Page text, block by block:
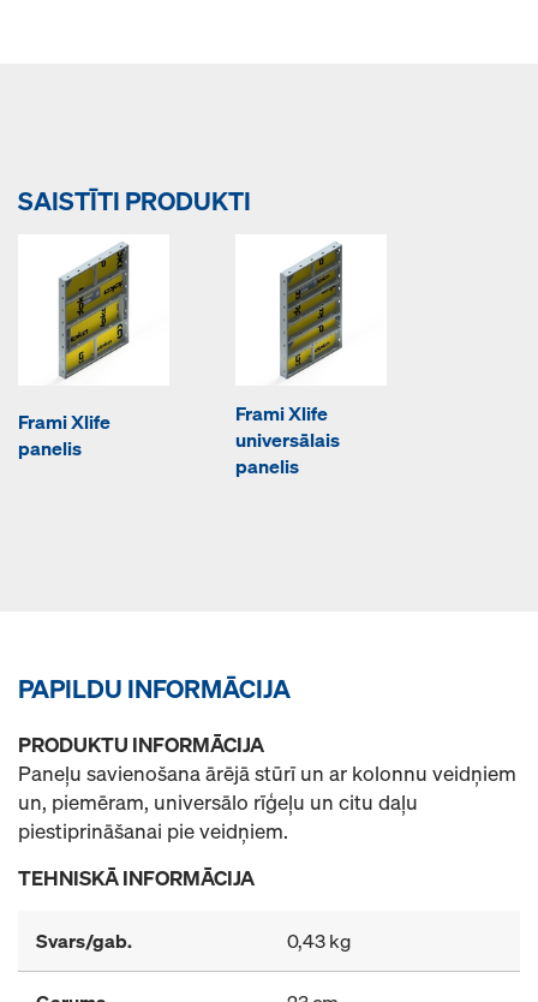
SAISTĪTI PRODUKTI
Frami Xlife
panelis
Frami Xlife
universālais
panelis
PAPILDU INFORMĀCIJA
PRODUKTU INFORMĀCIJA
Paneļu savienošana ārējā stūrī un ar kolonnu veidņiem
un, piemēram, universālo rīģeļu un citu daļu
piestiprināšanai pie veidņiem.
TEHNISKĀ INFORMĀCIJA
Svars/gab. 0,43 kg